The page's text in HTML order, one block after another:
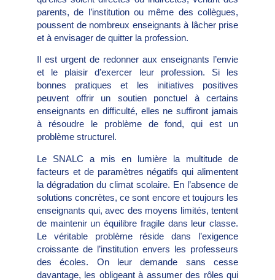
parents, de l’institution ou même des collègues,
poussent de nombreux enseignants à lâcher prise
et à envisager de quitter la profession.
Il est urgent de redonner aux enseignants l’envie
et le plaisir d’exercer leur profession. Si les
bonnes pratiques et les initiatives positives
peuvent offrir un soutien ponctuel à certains
enseignants en difficulté, elles ne suffiront jamais
à résoudre le problème de fond, qui est un
problème structurel.
Le SNALC a mis en lumière la multitude de
facteurs et de paramètres négatifs qui alimentent
la dégradation du climat scolaire. En l’absence de
solutions concrètes, ce sont encore et toujours les
enseignants qui, avec des moyens limités, tentent
de maintenir un équilibre fragile dans leur classe.
Le véritable problème réside dans l’exigence
croissante de l’institution envers les professeurs
des écoles. On leur demande sans cesse
davantage, les obligeant à assumer des rôles qui